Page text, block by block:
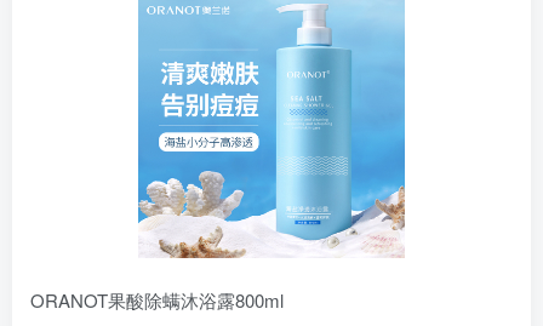
ORANOT果酸除螨沐浴露800ml